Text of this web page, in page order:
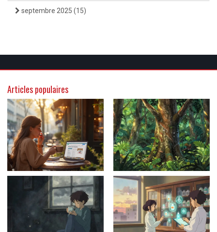
septembre 2025 (15)
Articles populaires